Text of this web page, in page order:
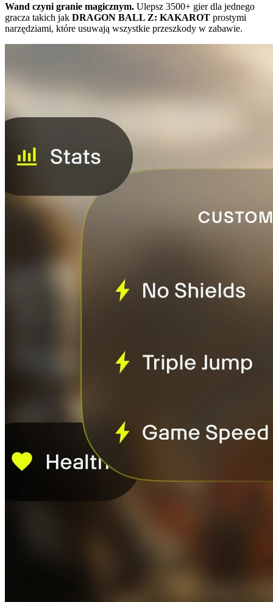
Wand czyni granie magicznym. Ulepsz 3500+ gier dla jednego
gracza takich jak DRAGON BALL Z: KAKAROT prostymi
narzędziami, które usuwają wszystkie przeszkody w zabawie.